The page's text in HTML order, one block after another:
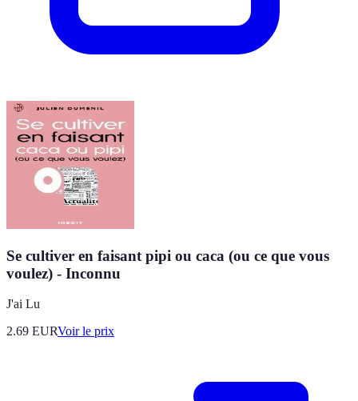
Se cultiver en faisant pipi ou caca (ou ce que vous
voulez) - Inconnu
J'ai Lu
2.69 EURVoir le prix